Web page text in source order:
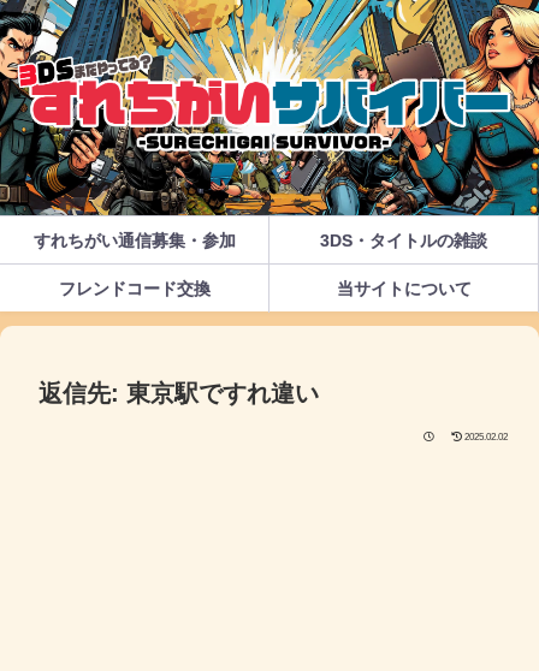
すれちがい通信募集・参加 3DS・タイトルの雑談
フレンドコード交換 当サイトについて
返信先: 東京駅ですれ違い
2025.02.02